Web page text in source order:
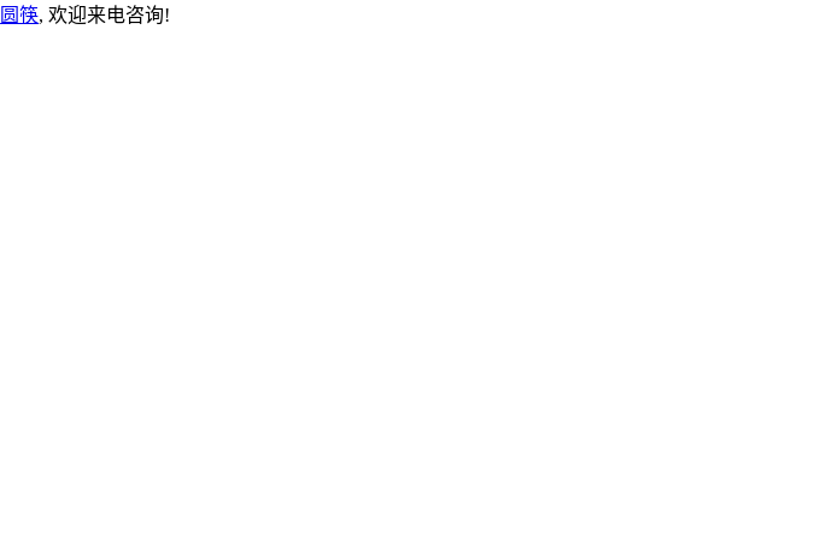
圆筷, 欢迎来电咨询!